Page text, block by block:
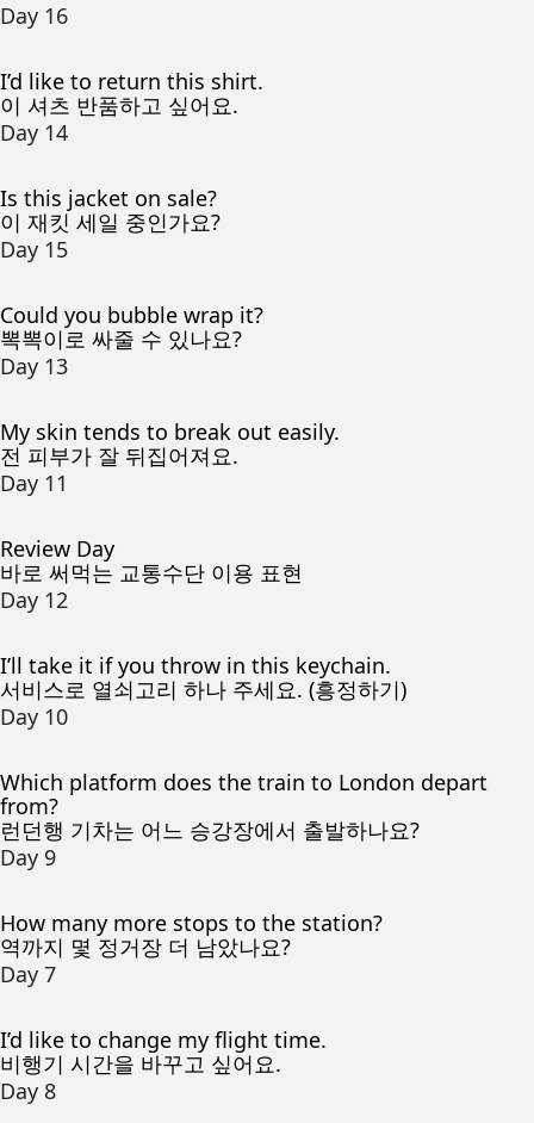
Day 16
I’d like to return this shirt.
이 셔츠 반품하고 싶어요.
Day 14
Is this jacket on sale?
이 재킷 세일 중인가요?
Day 15
Could you bubble wrap it?
뽁뽁이로 싸줄 수 있나요?
Day 13
My skin tends to break out easily.
전 피부가 잘 뒤집어져요.
Day 11
Review Day
바로 써먹는 교통수단 이용 표현
Day 12
I’ll take it if you throw in this keychain.
서비스로 열쇠고리 하나 주세요. (흥정하기)
Day 10
Which platform does the train to London depart
from?
런던행 기차는 어느 승강장에서 출발하나요?
Day 9
How many more stops to the station?
역까지 몇 정거장 더 남았나요?
Day 7
I’d like to change my flight time.
비행기 시간을 바꾸고 싶어요.
Day 8